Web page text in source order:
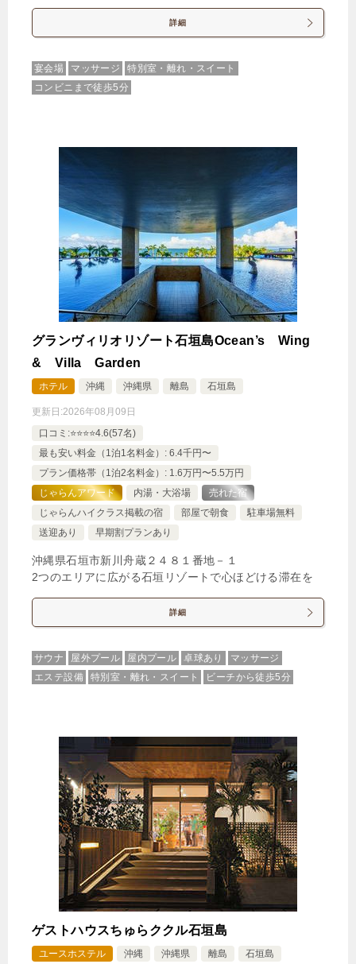
詳細
宴会場 マッサージ
特別室・離れ・スイート
コンビニまで徒歩5分
グランヴィリオリゾート石垣島Ocean’s Wing
& Villa Garden
ホテル 沖縄 沖縄県 離島 石垣島
更新日:2026年08月09日
口コミ:⭐️⭐️⭐️⭐️4.6(57名)
最も安い料金（1泊1名料金）: 6.4千円〜
プラン価格帯（1泊2名料金）: 1.6万円〜5.5万円
じゃらんアワード
内湯・大浴場
売れた宿
じゃらんハイクラス掲載の宿
部屋で朝食
駐車場無料
送迎あり
早期割プランあり
沖縄県石垣市新川舟蔵２４８１番地－１
2つのエリアに広がる石垣リゾートで心ほどける滞在を
詳細
サウナ 屋外プール 屋内プール 卓球あり
マッサージ
エステ設備
特別室・離れ・スイート ビーチから徒歩5分
ゲストハウスちゅらククル石垣島
ユースホステル 沖縄 沖縄県 離島 石垣島